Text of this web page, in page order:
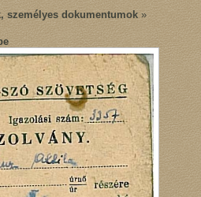
személyes dokumentumok »